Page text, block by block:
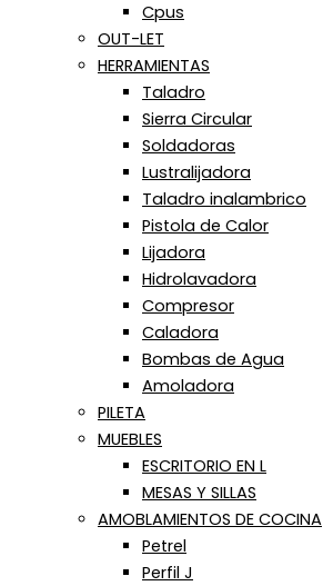
Cpus
OUT-LET
HERRAMIENTAS
Taladro
Sierra Circular
Soldadoras
Lustralijadora
Taladro inalambrico
Pistola de Calor
Lijadora
Hidrolavadora
Compresor
Caladora
Bombas de Agua
Amoladora
PILETA
MUEBLES
ESCRITORIO EN L
MESAS Y SILLAS
AMOBLAMIENTOS DE COCINA
Petrel
Perfil J